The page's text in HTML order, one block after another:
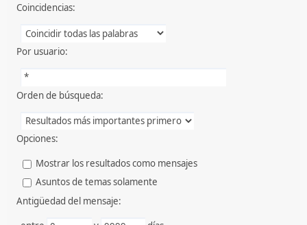
Coincidencias:
Por usuario:
Orden de búsqueda:
Opciones:
Mostrar los resultados como mensajes
Asuntos de temas solamente
Antigüedad del mensaje: